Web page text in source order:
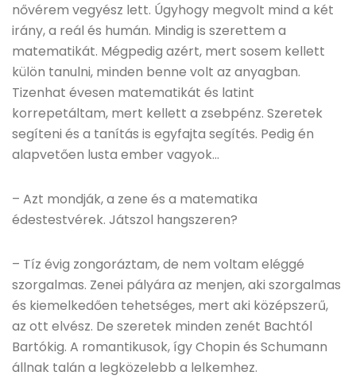
nővérem vegyész lett. Úgyhogy megvolt mind a két
irány, a reál és humán. Mindig is szerettem a
matematikát. Mégpedig azért, mert sosem kellett
külön tanulni, minden benne volt az anyagban.
Tizenhat évesen matematikát és latint
korrepetáltam, mert kellett a zsebpénz. Szeretek
segíteni és a tanítás is egyfajta segítés. Pedig én
alapvetően lusta ember vagyok…
– Azt mondják, a zene és a matematika
édestestvérek. Játszol hangszeren?
– Tíz évig zongoráztam, de nem voltam eléggé
szorgalmas. Zenei pályára az menjen, aki szorgalmas
és kiemelkedően tehetséges, mert aki középszerű,
az ott elvész. De szeretek minden zenét Bachtól
Bartókig. A romantikusok, így Chopin és Schumann
állnak talán a legközelebb a lelkemhez.